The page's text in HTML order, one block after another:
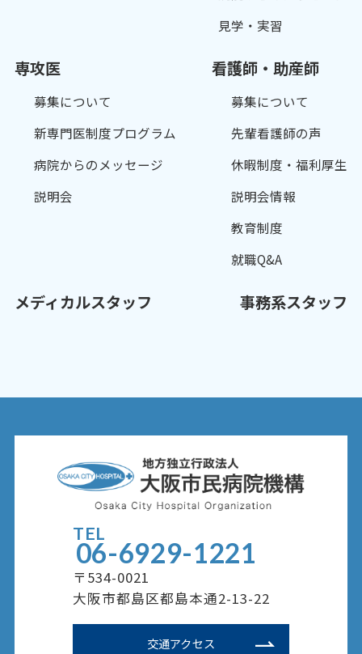
見学・実習
専攻医
募集について
新専門医制度プログラム
病院からのメッセージ
説明会
看護師・助産師
募集について
先輩看護師の声
休暇制度・福利厚生
説明会情報
教育制度
就職Q&A
メディカルスタッフ 事務系スタッフ
TEL
06-6929-1221
〒534-0021
大阪市都島区都島本通2-13-22
交通アクセス